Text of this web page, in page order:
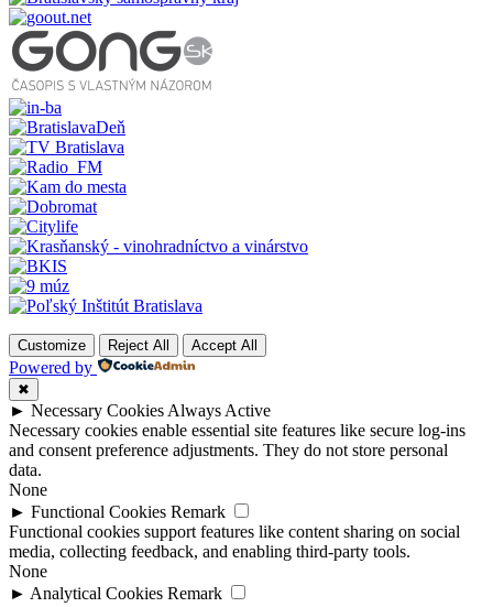
Customize Reject All Accept All
Powered by
✖
► Necessary Cookies Always Active
Necessary cookies enable essential site features like secure log-ins
and consent preference adjustments. They do not store personal
data.
None
► Functional Cookies Remark
Functional cookies support features like content sharing on social
media, collecting feedback, and enabling third-party tools.
None
► Analytical Cookies Remark